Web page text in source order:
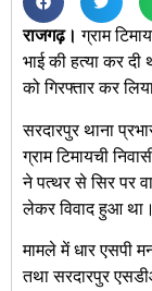
राजगढ़। ग्राम
भाई की हत्या कर
को गिरफ्तार कर
सरदारपुर थाना
ग्राम टिमायची
ने पत्थर से सिर पर
लेकर विवाद हुआ था।
मामले में धार एसपी
तथा सरदारपुर